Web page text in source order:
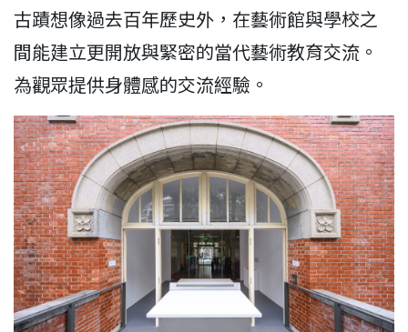
古蹟想像過去百年歷史外，在藝術館與學校之
間能建立更開放與緊密的當代藝術教育交流。
為觀眾提供身體感的交流經驗。